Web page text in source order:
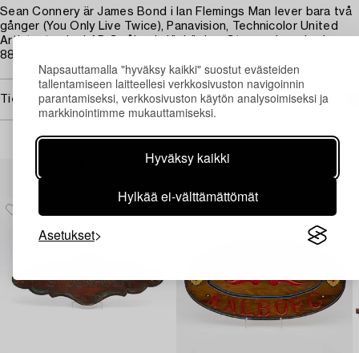
Napsauttamalla "hyväksy kaikki" suostut evästeiden
tallentamiseen laitteellesi verkkosivuston navigoinnin
parantamiseksi, verkkosivuston käytön analysoimiseksi ja
markkinointimme mukauttamiseksi.
Hyväksy kaikki
Hylkää ei-välttämättömät
Asetukset
Sean Connery är James Bond i Ian Flemings Man lever bara två
gånger (You Only Live Twice), Panavision, Technicolor United
Artists, tryckeri AB Småland, Jönköping. Stamped numbering
886. 100 x 70 cm. Unframed.
Tietoa ostamisesta
Muiden katsomia kohteita